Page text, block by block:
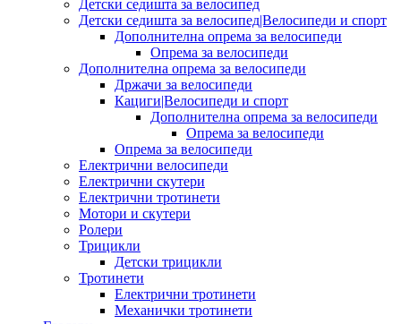
Детски седишта за велосипед
Детски седишта за велосипед|Велосипеди и спорт
Дополнителна опрема за велосипеди
Опрема за велосипеди
Дополнителна опрема за велосипеди
Држачи за велосипеди
Кациги|Велосипеди и спорт
Дополнителна опрема за велосипеди
Опрема за велосипеди
Опрема за велосипеди
Електрични велосипеди
Електрични скутери
Електрични тротинети
Мотори и скутери
Ролери
Трицикли
Детски трицикли
Тротинети
Електрични тротинети
Механички тротинети